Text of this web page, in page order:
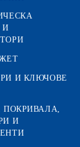
И
И КЛЮЧОВЕ
ПОКРИВАЛА,
И